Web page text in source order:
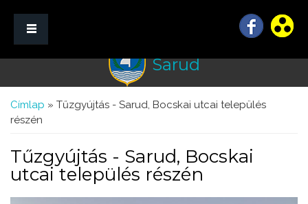
Sarud
Jelenlegi hely
Címlap » Tűzgyújtás - Sarud, Bocskai utcai település
részén
Tűzgyújtás - Sarud, Bocskai
utcai település részén